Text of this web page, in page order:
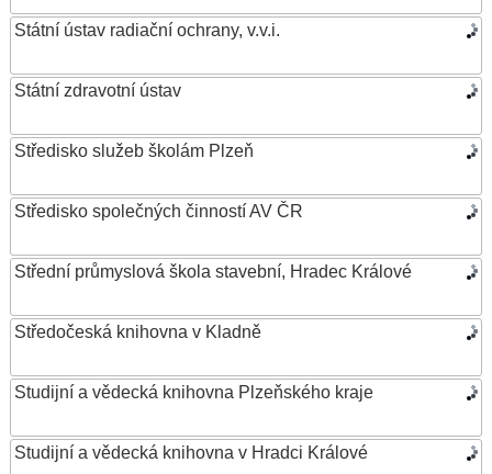
Státní ústav radiační ochrany, v.v.i.
Státní zdravotní ústav
Středisko služeb školám Plzeň
Středisko společných činností AV ČR
Střední průmyslová škola stavební, Hradec Králové
Středočeská knihovna v Kladně
Studijní a vědecká knihovna Plzeňského kraje
Studijní a vědecká knihovna v Hradci Králové